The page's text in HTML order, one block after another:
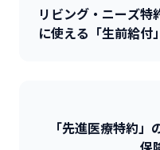
リビング・ニーズ
に使える「生前給付
「先進医療特約